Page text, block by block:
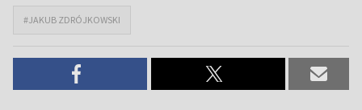
#JAKUB ZDRÓJKOWSKI